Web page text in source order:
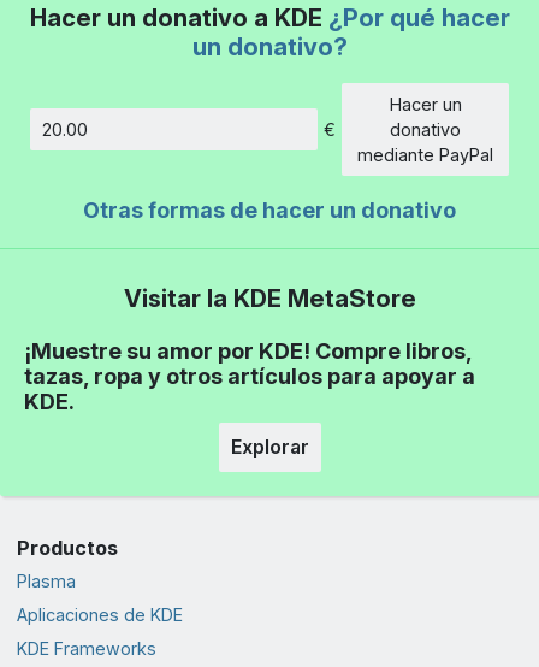
Hacer un donativo a KDE ¿Por qué hacer
un donativo?
Cantidad
€
Hacer un
donativo
mediante PayPal
Otras formas de hacer un donativo
Visitar la KDE MetaStore
¡Muestre su amor por KDE! Compre libros,
tazas, ropa y otros artículos para apoyar a
KDE.
Explorar
Productos
Plasma
Aplicaciones de KDE
KDE Frameworks